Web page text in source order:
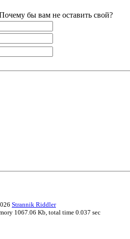
бы вам не оставить свой?
Strannik Riddler
1067.06 Kb, total time 0.037 sec